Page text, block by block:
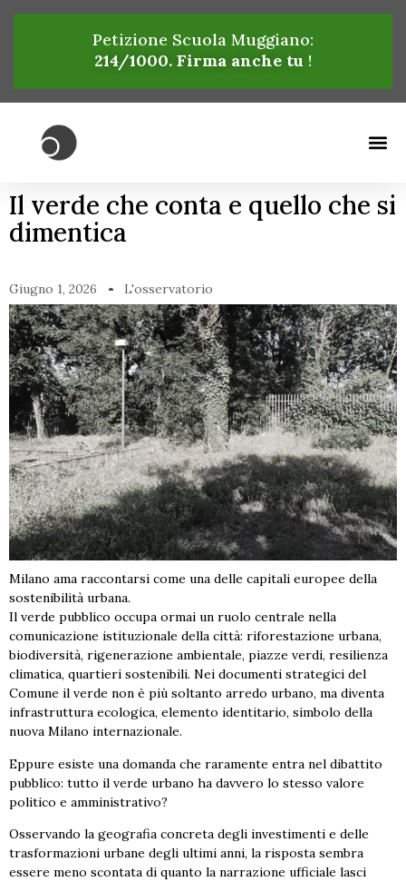
Petizione Scuola Muggiano:
214/1000. Firma anche tu !
Il verde che conta e quello che si
dimentica
Giugno 1, 2026 L'osservatorio
Milano ama raccontarsi come una delle capitali europee della
sostenibilità urbana.
Il verde pubblico occupa ormai un ruolo centrale nella
comunicazione istituzionale della città: riforestazione urbana,
biodiversità, rigenerazione ambientale, piazze verdi, resilienza
climatica, quartieri sostenibili. Nei documenti strategici del
Comune il verde non è più soltanto arredo urbano, ma diventa
infrastruttura ecologica, elemento identitario, simbolo della
nuova Milano internazionale.
Eppure esiste una domanda che raramente entra nel dibattito
pubblico: tutto il verde urbano ha davvero lo stesso valore
politico e amministrativo?
Osservando la geografia concreta degli investimenti e delle
trasformazioni urbane degli ultimi anni, la risposta sembra
essere meno scontata di quanto la narrazione ufficiale lasci